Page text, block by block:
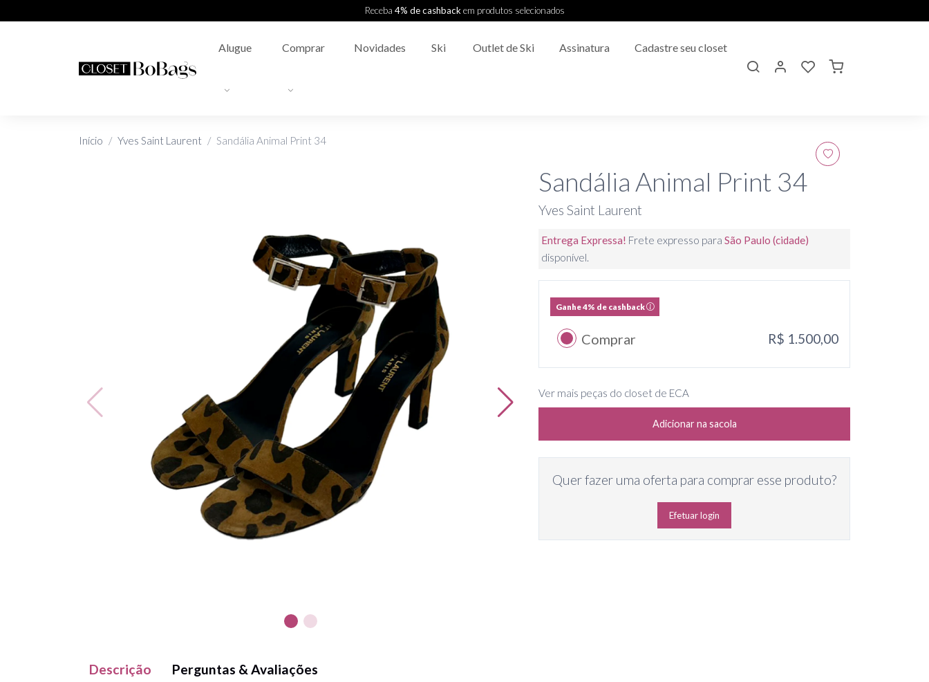
Receba 4% de cashbackem produtos selecionados
Alugue Comprar Novidades Ski Outlet de Ski Assinatura Cadastre seu closet
Início Yves Saint Laurent Sandália Animal Print 34
Sandália Animal Print 34
Yves Saint Laurent
Entrega Expressa! Frete expresso para São Paulo (cidade)
disponível.
Ganhe 4% de cashback
Comprar R$ 1.500,00
Ver mais peças do closet de ECA
Adicionar na sacola
Quer fazer uma oferta para comprar esse produto?
Efetuar login
Descrição Perguntas & Avaliações